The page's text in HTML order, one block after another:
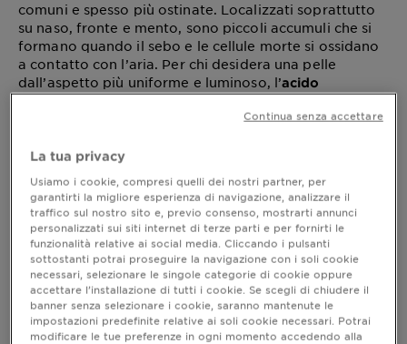
comuni e spesso più ostinate. Localizzati soprattutto
su naso, fronte e mento, sono piccoli accumuli che si
formano quando il sebo e le cellule morte si ossidano
a contatto con l’aria. Per chi desidera una pelle
dall’aspetto più uniforme e luminoso, l’acido
interessante da inserire nei prodotti della propria
d’accordo? In questo articolo esploriamo i benefici di
questo attivo, come e quando utilizzare i prodotti che
lo contengono, e quali sono i prodotti conacido
salicilico per punti neripiù adatti da includere nella
propria beauty routine.
Che cos’è l’acido salicilico?
L’acido salicilicoè un beta-idrossiacido (BHA) di
La tua privacy
Usiamo i cookie, compresi quelli dei nostri partner, per
garantirti la migliore esperienza di navigazione, analizzare il
traffico sul nostro sito e, previo consenso, mostrarti annunci
personalizzati sui siti internet di terze parti e per fornirti le
funzionalità relative ai social media. Cliccando i pulsanti
sottostanti potrai proseguire la navigazione con i soli cookie
necessari, selezionare le singole categorie di cookie oppure
accettare l’installazione di tutti i cookie. Se scegli di chiudere il
banner senza selezionare i cookie, saranno mantenute le
impostazioni predefinite relative ai soli cookie necessari. Potrai
modificare le tue preferenze in ogni momento accedendo alla
Continua senza accettare